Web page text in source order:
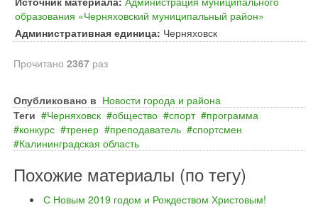
образования «Черняховский муниципальный район»
Административная единица: Черняховск
Прочитано 2367 раз
Опубликовано в Новости города и района
Теги
Черняховск общество спорт
программа
конкурс
тренер преподаватель
спортсмен
Калининградская область
Похожие материалы (по тегу)
С Новым 2019 годом и Рождеством Христовым!